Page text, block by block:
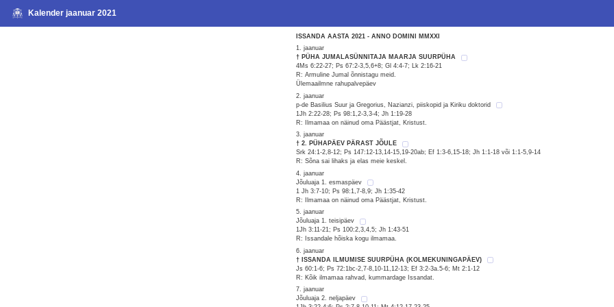
Kalender jaanuar 2021
ISSANDA AASTA 2021 - ANNO DOMINI MMXXI
1. jaanuar
† PÜHA JUMALASÜNNITAJA MAARJA SUURPÜHA
4Ms 6:22-27; Ps 67:2-3,5,6+8; Gl 4:4-7; Lk 2:16-21
R: Armuline Jumal õnnistagu meid.
Ülemaailmne rahupalvepäev
2. jaanuar
p-de Basilius Suur ja Gregorius, Nazianzi, piiskopid ja Kiriku doktorid
1Jh 2:22-28; Ps 98:1,2-3,3-4; Jh 1:19-28
R: Ilmamaa on näinud oma Päästjat, Kristust.
3. jaanuar
† 2. PÜHAPÄEV PÄRAST JÕULE
Srk 24:1-2,8-12; Ps 147:12-13,14-15,19-20ab; Ef 1:3-6,15-18; Jh 1:1-18 või 1:1-5,9-14
R: Sõna sai lihaks ja elas meie keskel.
4. jaanuar
Jõuluaja 1. esmaspäev
1 Jh 3:7-10; Ps 98:1,7-8,9; Jh 1:35-42
R: Ilmamaa on näinud oma Päästjat, Kristust.
5. jaanuar
Jõuluaja 1. teisipäev
1Jh 3:11-21; Ps 100:2,3,4,5; Jh 1:43-51
R: Issandale hõiska kogu ilmamaa.
6. jaanuar
† ISSANDA ILMUMISE SUURPÜHA (KOLMEKUNINGAPÄEV)
Js 60:1-6; Ps 72:1bc-2,7-8,10-11,12-13; Ef 3:2-3a.5-6; Mt 2:1-12
R: Kõik ilmamaa rahvad, kummardage Issandat.
7. jaanuar
Jõuluaja 2. neljapäev